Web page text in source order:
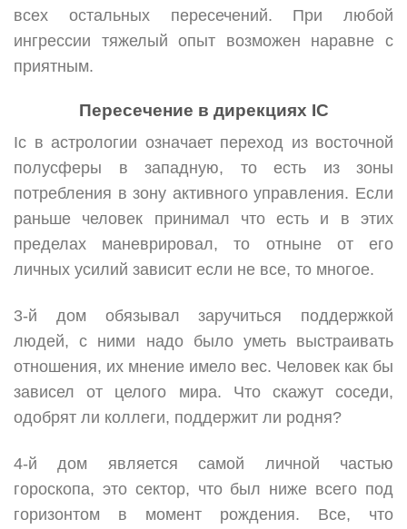
всех остальных пересечений. При любой
ингрессии тяжелый опыт возможен наравне с
приятным.
Пересечение в дирекциях IC
Ic в астрологии означает переход из восточной
полусферы в западную, то есть из зоны
потребления в зону активного управления. Если
раньше человек принимал что есть и в этих
пределах маневрировал, то отныне от его
личных усилий зависит если не все, то многое.
3-й дом обязывал заручиться поддержкой
людей, с ними надо было уметь выстраивать
отношения, их мнение имело вес. Человек как бы
зависел от целого мира. Что скажут соседи,
одобрят ли коллеги, поддержит ли родня?
4-й дом является самой личной частью
гороскопа, это сектор, что был ниже всего под
горизонтом в момент рождения. Все, что